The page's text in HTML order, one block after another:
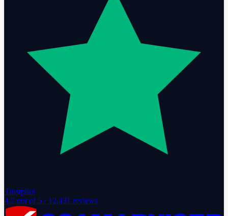
Trustpilot
4.7 out of 5 · 12,431 reviews